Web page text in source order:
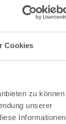
Cookies
zu können
unserer
Informationen